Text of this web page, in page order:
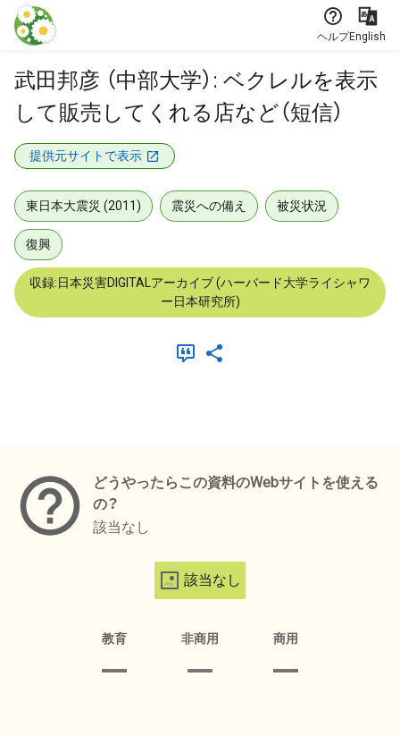
本文に飛ぶ
ヘルプEnglish
武田邦彦 （中部大学）: ベクレルを表示
して販売してくれる店など（短信）
提供元サイトで表示
東日本大震災 (2011) 震災への備え 被災状況
復興
収録:日本災害DIGITALアーカイブ (ハーバード大学ライシャワ
ー日本研究所)
どうやったらこの資料のWebサイトを使える
の？
該当なし
該当なし
教育 非商用 商用